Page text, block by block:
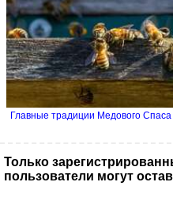
Главные традиции Медового Спаса
Только
пользователи могут